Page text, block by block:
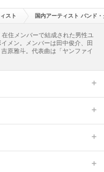
スト 国内アーティスト バンド
住メンバーで結成された男性ユ
メン。メンバーは田中俊介、田
原雅斗。代表曲は「ヤンファイ